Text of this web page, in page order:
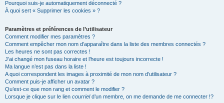
Pourquoi suis-je automatiquement déconnecté ?
À quoi sert « Supprimer les cookies » ?
Paramètres et préférences de l’utilisateur
Comment modifier mes paramètres ?
Comment empêcher mon nom d’apparaître dans la liste des membres connectés ?
Les heures ne sont pas correctes !
J’ai changé mon fuseau horaire et l’heure est toujours incorrecte !
Ma langue n’est pas dans la liste !
A quoi correspondent les images à proximité de mon nom d’utilisateur ?
Comment puis-je afficher un avatar ?
Qu’est-ce que mon rang et comment le modifier ?
Lorsque je clique sur le lien courrield’un membre, on me demande de me connecter !?